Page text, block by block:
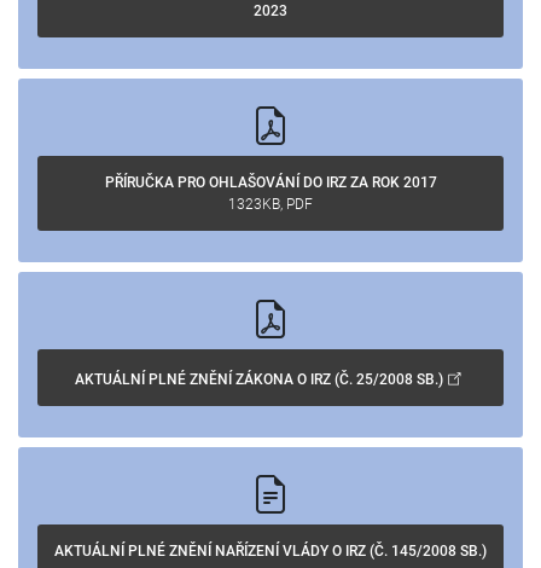
2023
PŘÍRUČKA PRO OHLAŠOVÁNÍ DO IRZ
ZA ROK 2017
1323KB, PDF
AKTUÁLNÍ PLNÉ ZNĚNÍ ZÁKONA O IRZ (Č. 25/2008 SB.)
AKTUÁLNÍ PLNÉ ZNĚNÍ NAŘÍZENÍ VLÁDY O IRZ (Č. 145/2008 SB.)